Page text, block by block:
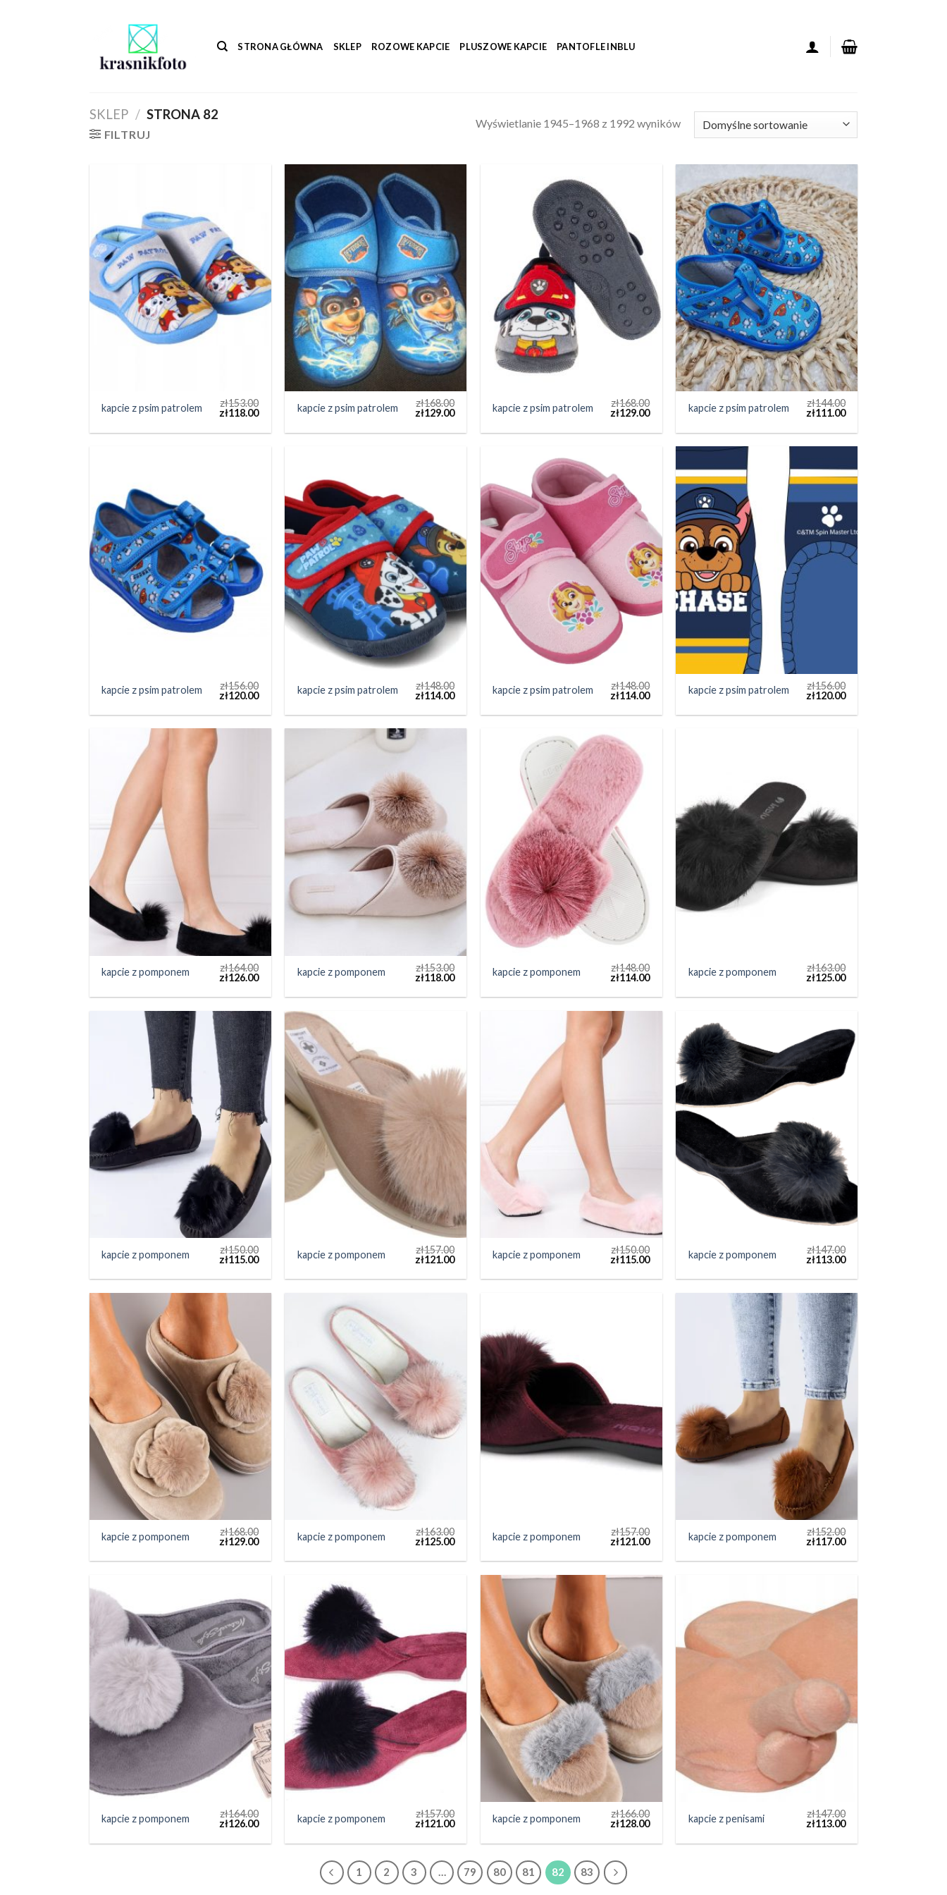
STRONA GŁÓWNA SKLEP ROZOWE KAPCIE PLUSZOWE KAPCIE PANTOFLE INBLU
SKLEP / STRONA 82
FILTRUJ
Wyświetlanie 1945–1968 z 1992 wyników
kapcie z psim patrolem zł153.00
zł118.00 kapcie z psim patrolem zł168.00
zł129.00 kapcie z psim patrolem zł168.00
zł129.00 kapcie z psim patrolem zł144.00
zł111.00
kapcie z psim patrolem zł156.00
zł120.00 kapcie z psim patrolem zł148.00
zł114.00 kapcie z psim patrolem zł148.00
zł114.00 kapcie z psim patrolem zł156.00
zł120.00
kapcie z pomponem zł164.00
zł126.00 kapcie z pomponem zł153.00
zł118.00 kapcie z pomponem zł148.00
zł114.00 kapcie z pomponem zł163.00
zł125.00
kapcie z pomponem zł150.00
zł115.00 kapcie z pomponem zł157.00
zł121.00 kapcie z pomponem zł150.00
zł115.00 kapcie z pomponem zł147.00
zł113.00
kapcie z pomponem zł168.00
zł129.00 kapcie z pomponem zł163.00
zł125.00 kapcie z pomponem zł157.00
zł121.00 kapcie z pomponem zł152.00
zł117.00
kapcie z pomponem zł164.00
zł126.00 kapcie z pomponem zł157.00
zł121.00 kapcie z pomponem zł166.00
zł128.00 kapcie z penisami zł147.00
zł113.00
1 2 3 … 79 80 81 82 83